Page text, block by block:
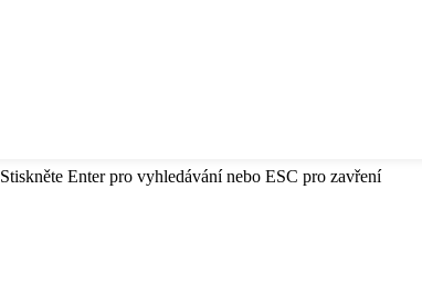
Stiskněte Enter pro vyhledávání nebo ESC pro zavření